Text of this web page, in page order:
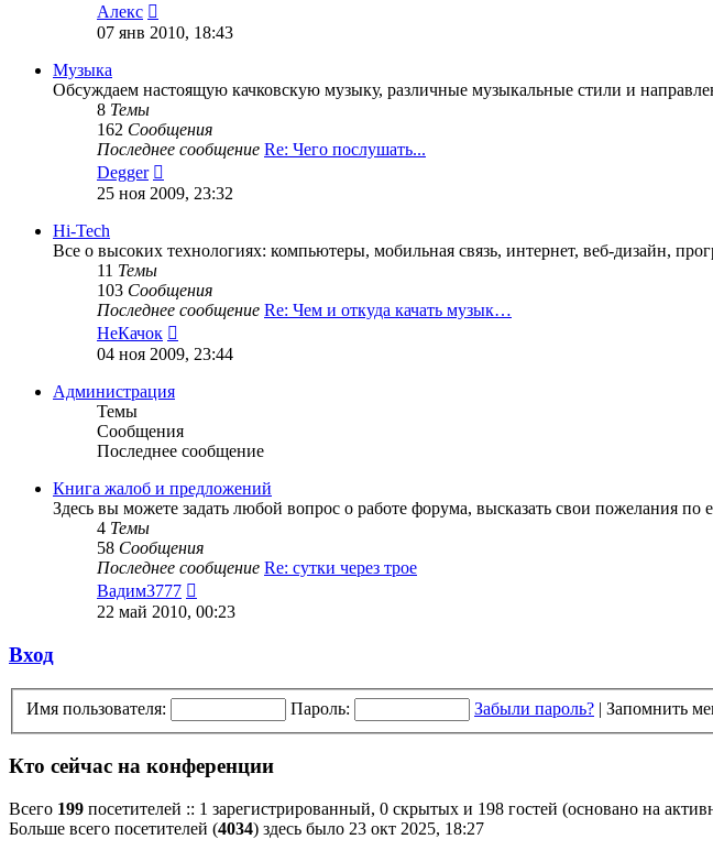
Алекс
к
07 янв 2010, 18:43
Музыка
Обсуждаем настоящую качковскую музыку, различные музыкальные стили и
8 Темы
162 Сообщения
Последнее сообщение Re: Чего послушать...
Degger
к
25 ноя 2009, 23:32
Hi-Tech
Все о высоких технологиях: компьютеры, мобильная связь, интернет, веб-дизайн,
11 Темы
103 Сообщения
Последнее сообщение Re: Чем и откуда качать музык…
НеКачок
к
04 ноя 2009, 23:44
Администрация
Темы
Сообщения
Последнее сообщение
Книга жалоб и предложений
Здесь вы можете задать любой вопрос о работе форума, высказать свои пожелания по
4 Темы
58 Сообщения
Последнее сообщение Re: сутки через трое
Вадим3777
к
22 май 2010, 00:23
Вход
Имя пользователя: Пароль: Забыли пароль? | Запомнить
Кто сейчас на конференции
Всего 199 посетителей :: 1 зарегистрированный, 0 скрытых и 198 гостей (основано на
Больше всего посетителей (4034) здесь было 23 окт 2025, 18:27